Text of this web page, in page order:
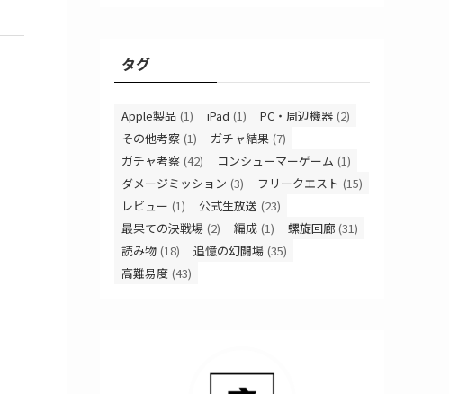
タグ
Apple製品 (1) iPad (1) PC・周辺機器 (2)
その他考察 (1) ガチャ結果 (7)
ガチャ考察 (42) コンシューマーゲーム (1)
ダメージミッション (3) フリークエスト (15)
レビュー (1) 公式生放送 (23)
最果ての決戦場 (2) 編成 (1) 螺旋回廊 (31)
読み物 (18) 追憶の幻闘場 (35)
高難易度 (43)